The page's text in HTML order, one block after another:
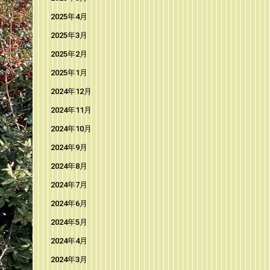
2025年4月
2025年3月
2025年2月
2025年1月
2024年12月
2024年11月
2024年10月
2024年9月
2024年8月
2024年7月
2024年6月
2024年5月
2024年4月
2024年3月